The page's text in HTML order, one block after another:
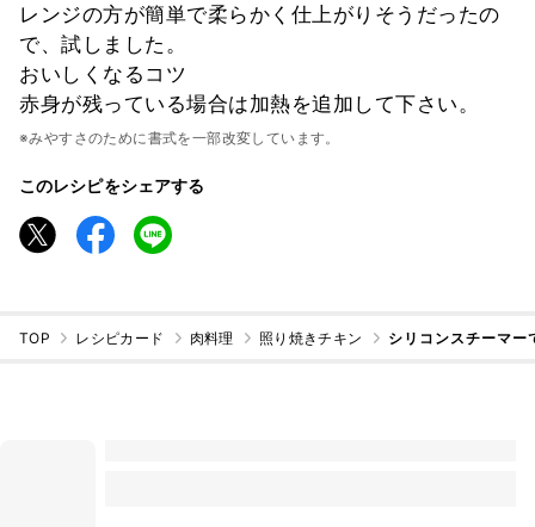
レンジの方が簡単で柔らかく仕上がりそうだったの
で、試しました。
おいしくなるコツ
赤身が残っている場合は加熱を追加して下さい。
※みやすさのために書式を一部改変しています。
このレシピをシェアする
TOP レシピカード 肉料理 照り焼きチキン シリコンスチーマ